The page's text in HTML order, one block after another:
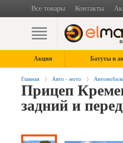
Все товары Контакты
Акция Батуты и
Главная Авто - мото
Прицеп
задний и